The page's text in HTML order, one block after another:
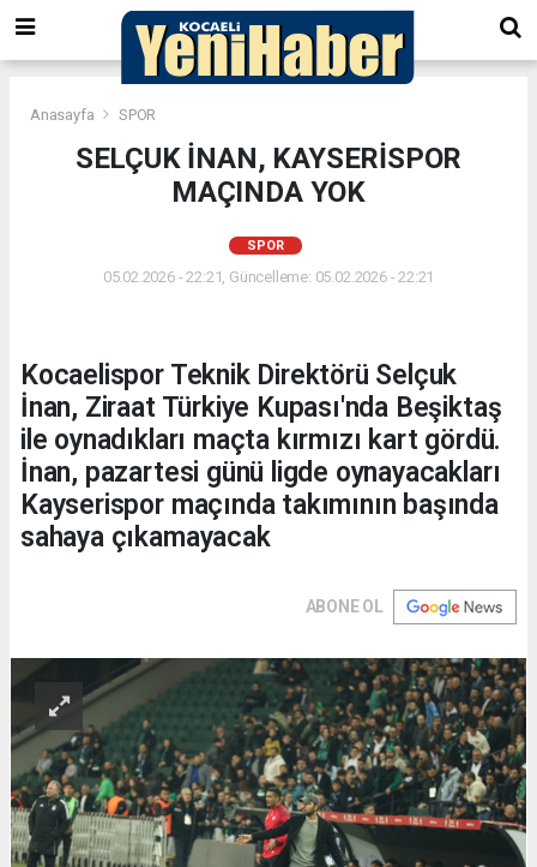
Anasayfa SPOR
SELÇUK İNAN, KAYSERİSPOR
MAÇINDA YOK
SPOR
05.02.2026 - 22:21, Güncelleme: 05.02.2026 - 22:21
Kocaelispor Teknik Direktörü Selçuk
İnan, Ziraat Türkiye Kupası'nda Beşiktaş
ile oynadıkları maçta kırmızı kart gördü.
İnan, pazartesi günü ligde oynayacakları
Kayserispor maçında takımının başında
sahaya çıkamayacak
ABONE OL